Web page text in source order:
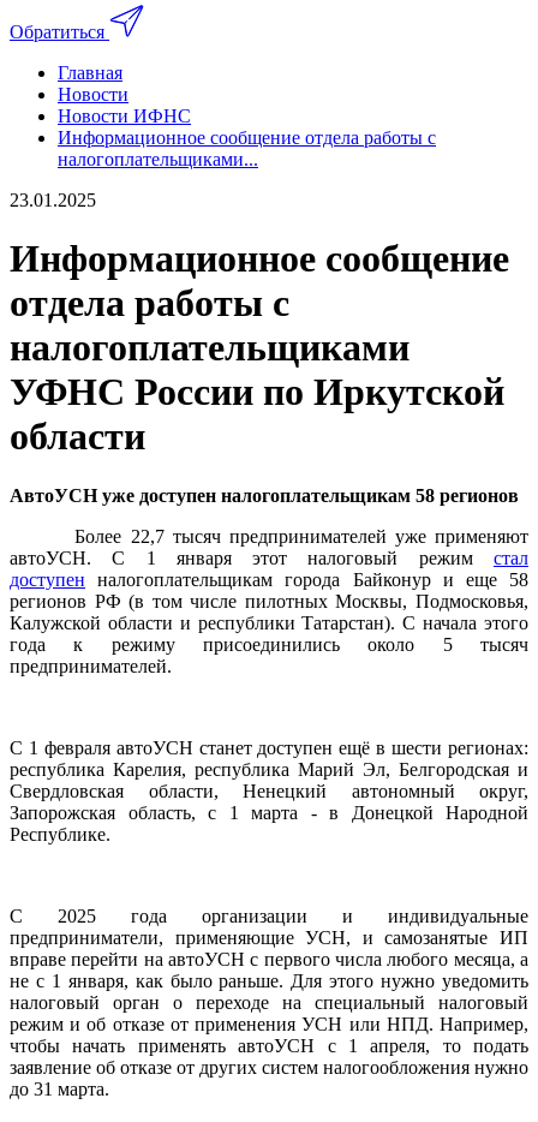
Обратиться
Главная
Новости
Новости ИФНС
Информационное сообщение отдела работы с
налогоплательщиками...
23.01.2025
Информационное сообщение
отдела работы с
налогоплательщиками
УФНС России по Иркутской
области
АвтоУСН уже доступен налогоплательщикам 58 регионов
Более 22,7 тысяч предпринимателей уже применяют
автоУСН. С 1 января этот налоговый режим стал
доступен налогоплательщикам города Байконур и еще 58
регионов РФ (в том числе пилотных Москвы, Подмосковья,
Калужской области и республики Татарстан). С начала этого
года к режиму присоединились около 5 тысяч
предпринимателей.
С 1 февраля автоУСН станет доступен ещё в шести регионах:
республика Карелия, республика Марий Эл, Белгородская и
Свердловская области, Ненецкий автономный округ,
Запорожская область, с 1 марта - в Донецкой Народной
Республике.
С 2025 года организации и индивидуальные
предприниматели, применяющие УСН, и самозанятые ИП
вправе перейти на автоУСН с первого числа любого месяца, а
не с 1 января, как было раньше. Для этого нужно уведомить
налоговый орган о переходе на специальный налоговый
режим и об отказе от применения УСН или НПД. Например,
чтобы начать применять автоУСН с 1 апреля, то подать
заявление об отказе от других систем налогообложения нужно
до 31 марта.